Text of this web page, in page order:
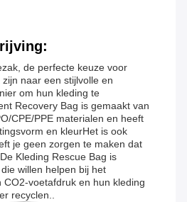
de perfecte keuze voor
naar een stijlvolle en
om hun kleding te
Recovery Bag is gemaakt van
CPE/PPE materialen en heeft
en kleurHet is ook
je geen zorgen te maken dat
Kleding Rescue Bag is
willen helpen bij het
voetafdruk en hun kleding
recyclen..